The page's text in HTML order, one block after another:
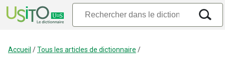
Accueil /Tous les articles de dictionnaire /